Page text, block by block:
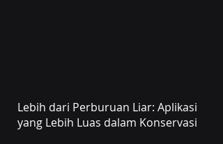
Lebih dari Perburuan Liar: Aplikasi
yang Lebih Luas dalam Konservasi